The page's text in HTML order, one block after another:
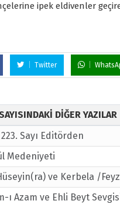
ipek eldivenler
Twitter
DİĞER YAZILAR
223. Sayı Editörden
Medeniyeti
ve Kerbela /
ı Azam ve Ehli Beyt